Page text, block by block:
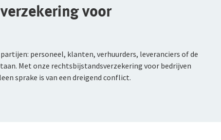
voor
personeel, klanten, verhuurders, leveranciers of de
Met onze rechtsbijstandsverzekering voor bedrijven
sprake is van een dreigend conflict.